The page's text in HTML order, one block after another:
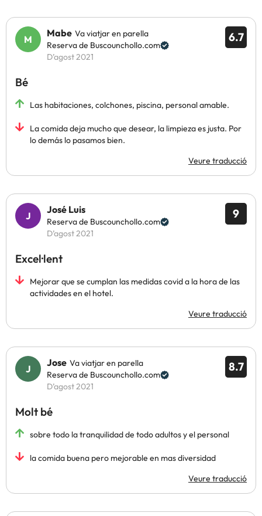
6.7
Mabe Va viatjar en parella
Reserva de Buscounchollo.com
D’agost 2021
Bé
Las habitaciones, colchones, piscina, personal amable.
La comida deja mucho que desear, la limpieza es justa. Por
lo demás lo pasamos bien.
Veure traducció
9
José Luis
Reserva de Buscounchollo.com
D’agost 2021
Excel·lent
Mejorar que se cumplan las medidas covid a la hora de las
actividades en el hotel.
Veure traducció
8.7
Jose Va viatjar en parella
Reserva de Buscounchollo.com
D’agost 2021
Molt bé
sobre todo la tranquilidad de todo adultos y el personal
la comida buena pero mejorable en mas diversidad
Veure traducció